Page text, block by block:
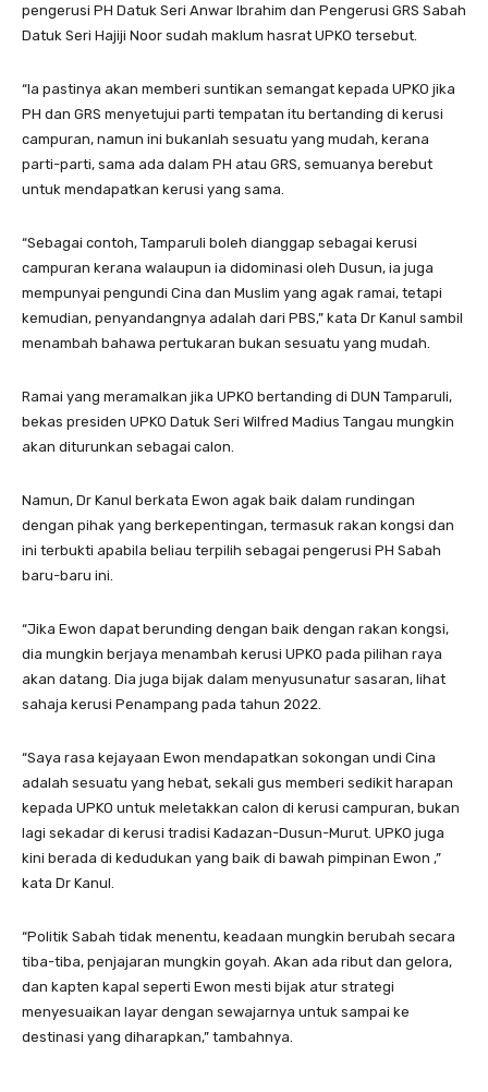
pengerusi PH Datuk Seri Anwar Ibrahim dan Pengerusi GRS Sabah
Datuk Seri Hajiji Noor sudah maklum hasrat UPKO tersebut.
“Ia pastinya akan memberi suntikan semangat kepada UPKO jika
PH dan GRS menyetujui parti tempatan itu bertanding di kerusi
campuran, namun ini bukanlah sesuatu yang mudah, kerana
parti-parti, sama ada dalam PH atau GRS, semuanya berebut
untuk mendapatkan kerusi yang sama.
“Sebagai contoh, Tamparuli boleh dianggap sebagai kerusi
campuran kerana walaupun ia didominasi oleh Dusun, ia juga
mempunyai pengundi Cina dan Muslim yang agak ramai, tetapi
kemudian, penyandangnya adalah dari PBS,” kata Dr Kanul sambil
menambah bahawa pertukaran bukan sesuatu yang mudah.
Ramai yang meramalkan jika UPKO bertanding di DUN Tamparuli,
bekas presiden UPKO Datuk Seri Wilfred Madius Tangau mungkin
akan diturunkan sebagai calon.
Namun, Dr Kanul berkata Ewon agak baik dalam rundingan
dengan pihak yang berkepentingan, termasuk rakan kongsi dan
ini terbukti apabila beliau terpilih sebagai pengerusi PH Sabah
baru-baru ini.
“Jika Ewon dapat berunding dengan baik dengan rakan kongsi,
dia mungkin berjaya menambah kerusi UPKO pada pilihan raya
akan datang. Dia juga bijak dalam menyusunatur sasaran, lihat
sahaja kerusi Penampang pada tahun 2022.
“Saya rasa kejayaan Ewon mendapatkan sokongan undi Cina
adalah sesuatu yang hebat, sekali gus memberi sedikit harapan
kepada UPKO untuk meletakkan calon di kerusi campuran, bukan
lagi sekadar di kerusi tradisi Kadazan-Dusun-Murut. UPKO juga
kini berada di kedudukan yang baik di bawah pimpinan Ewon ,”
kata Dr Kanul.
“Politik Sabah tidak menentu, keadaan mungkin berubah secara
tiba-tiba, penjajaran mungkin goyah. Akan ada ribut dan gelora,
dan kapten kapal seperti Ewon mesti bijak atur strategi
menyesuaikan layar dengan sewajarnya untuk sampai ke
destinasi yang diharapkan,” tambahnya.